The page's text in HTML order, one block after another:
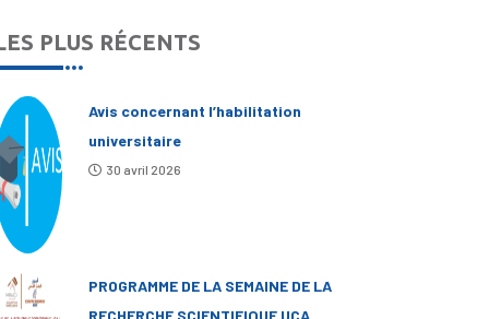
PLUS RÉCENTS
Avis concernant l’habilitation
universitaire
30 avril 2026
PROGRAMME DE LA SEMAINE DE LA
RECHERCHE SCIENTIFIQUE UCA